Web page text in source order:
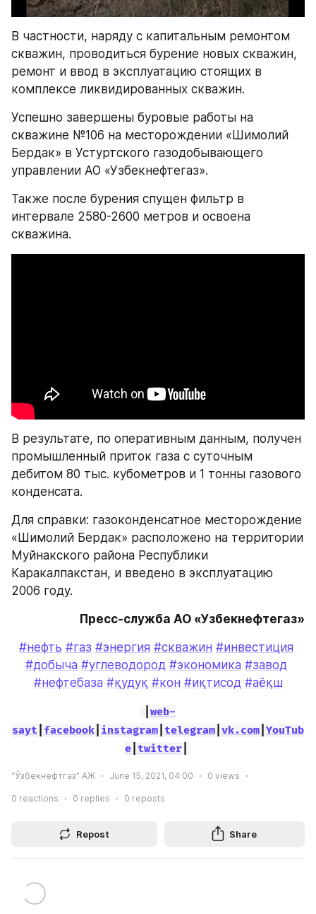
В частности, наряду с капитальным ремонтом
скважин, проводиться бурение новых скважин,
ремонт и ввод в эксплуатацию стоящих в
комплексе ликвидированных скважин.
Успешно завершены буровые работы на
скважине №106 на месторождении «Шимолий
Бердак» в Устуртского газодобывающего
управлении АО «Узбекнефтегаз».
Также после бурения спущен фильтр в
интервале 2580-2600 метров и освоена
скважина.
В результате, по оперативным данным, получен
промышленный приток газа с суточным
дебитом 80 тыс. кубометров и 1 тонны газового
конденсата.
Для справки: газоконденсатное месторождение
«Шимолий Бердак» расположено на территории
Муйнакского района Республики
Каракалпакстан, и введено в эксплуатацию
2006 году.
Пресс-служба АО «Узбекнефтегаз»
#нефть #газ #энергия #скважин #инвестиция
#добыча #углеводород #экономика #завод
#нефтебаза #қудуқ #кон #иқтисод #аёқш
web-
sayt facebook instagram telegram vk.com YouTub
e| twitter|
“Ўзбекнефтгаз” АЖ June 15, 2021, 04:00 0 views
0 reactions 0 replies 0 reposts
Repost Share